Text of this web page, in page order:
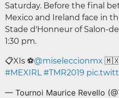
Saturday. Before the final
Mexico and Ireland face in
Stade d'Honneur of Salon-
1:30 pm.
📋XIs ⚽️@miseleccionmx
#MEXIRL #TMR2019
— Tournoi Maurice Revello